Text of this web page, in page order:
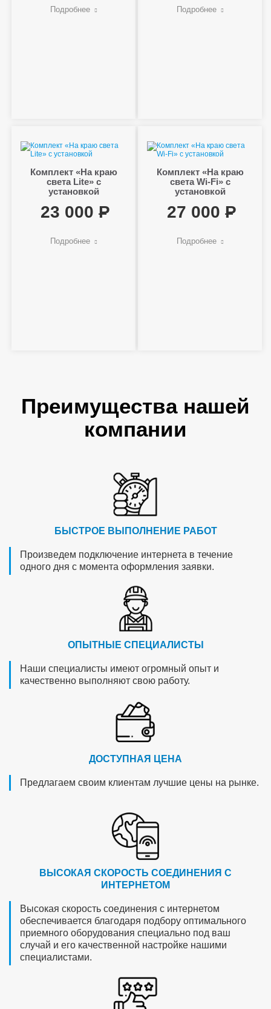
Подробнее Подробнее
Комплект «На краю
света Lite» с
установкой
23 000
Подробнее
Комплект «На краю
света Wi-Fi» с
установкой
27 000
Подробнее
Преимущества нашей
компании
БЫСТРОЕ ВЫПОЛНЕНИЕ РАБОТ
Произведем подключение интернета в течение
одного дня с момента оформления заявки.
ОПЫТНЫЕ СПЕЦИАЛИСТЫ
Наши специалисты имеют огромный опыт и
качественно выполняют свою работу.
ДОСТУПНАЯ ЦЕНА
Предлагаем своим клиентам лучшие цены на рынке.
ВЫСОКАЯ СКОРОСТЬ СОЕДИНЕНИЯ С
ИНТЕРНЕТОМ
Высокая скорость соединения с интернетом
обеспечивается благодаря подбору оптимального
приемного оборудования специально под ваш
случай и его качественной настройке нашими
специалистами.